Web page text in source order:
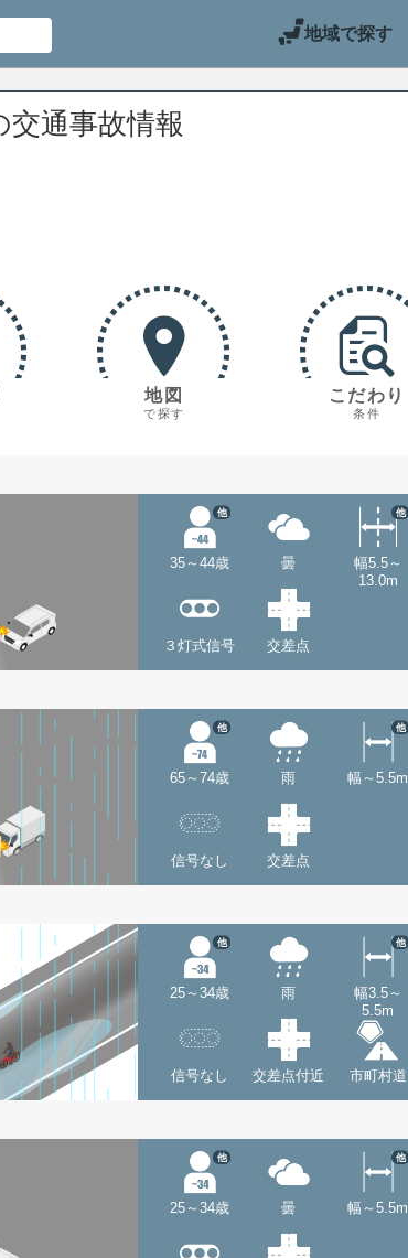
地域で探す
通事故情報
地図
で探す
こだわり
条件
35～44歳
他
曇
幅5.5～
13.0m
他
３灯式信号 交差点
65～74歳
他
雨 幅～5.5m
他
信号なし 交差点
25～34歳
他
雨
幅3.5～
5.5m
他
信号なし 交差点付近 市町村道
25～34歳
他
曇 幅～5.5m
他